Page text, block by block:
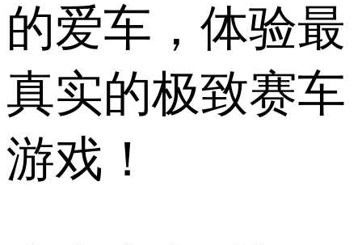
的爱车，体验最
真实的极致赛车
游戏！